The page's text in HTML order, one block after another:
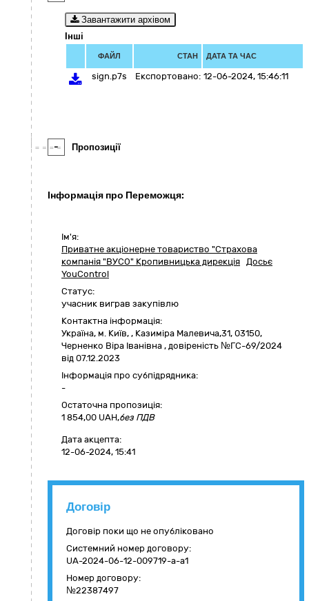
Завантажити архівом
Інші
ФАЙЛ СТАН ДАТА ТА ЧАС
sign.p7s Експортовано: 12-06-2024, 15:46:11
- Пропозиції
Інформація про Переможця:
Ім'я:
Приватне акціонерне товариство "Страхова
компанія "ВУСО" Кропивницька дирекція Досьє
YouControl
Статус:
учасник виграв закупівлю
Контактна інформація:
Україна, м. Київ, , Казиміра Малевича,31, 03150,
Черненко Віра Іванівна , довіреність №ГС-69/2024
від 07.12.2023
Інформація про субпідрядника:
-
Остаточна пропозиція:
1 854,00 UAH,без ПДВ
Дата акцепта:
12-06-2024, 15:41
Договір
Договір поки що не опубліковано
Системний номер договору:
UA-2024-06-12-009719-a-a1
Номер договору:
№22387497